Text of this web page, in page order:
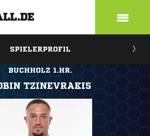
SPIELERPROFIL
BUCHHOLZ 1.HR.
TZINEVRAKIS